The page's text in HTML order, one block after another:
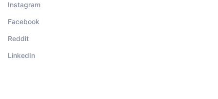
Instagram
Facebook
Reddit
LinkedIn